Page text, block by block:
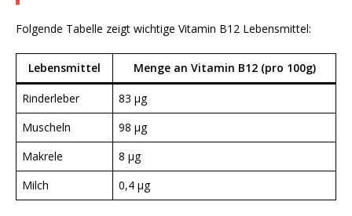
Folgende Tabelle zeigt wichtige Vitamin B12 Lebensmittel:
Lebensmittel Menge an Vitamin B12 (pro 100g)
Rinderleber
83 µg
Muscheln
98 µg
Makrele
8 µg
Milch
0,4 µg